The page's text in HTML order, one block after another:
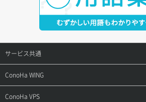
サービス共通
サポートトップ
ご契約・お支払い
ConoHa WING
サポートトップ
ConoHa VPS